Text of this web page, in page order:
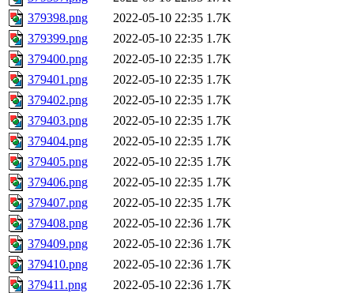
379398.png
2022-05-10 22:35 1.7K
379399.png
2022-05-10 22:35 1.7K
379400.png
2022-05-10 22:35 1.7K
379401.png
2022-05-10 22:35 1.7K
379402.png
2022-05-10 22:35 1.7K
379403.png
2022-05-10 22:35 1.7K
379404.png
2022-05-10 22:35 1.7K
379405.png
2022-05-10 22:35 1.7K
379406.png
2022-05-10 22:35 1.7K
379407.png
2022-05-10 22:35 1.7K
379408.png
2022-05-10 22:36 1.7K
379409.png
2022-05-10 22:36 1.7K
379410.png
2022-05-10 22:36 1.7K
379411.png
2022-05-10 22:36 1.7K